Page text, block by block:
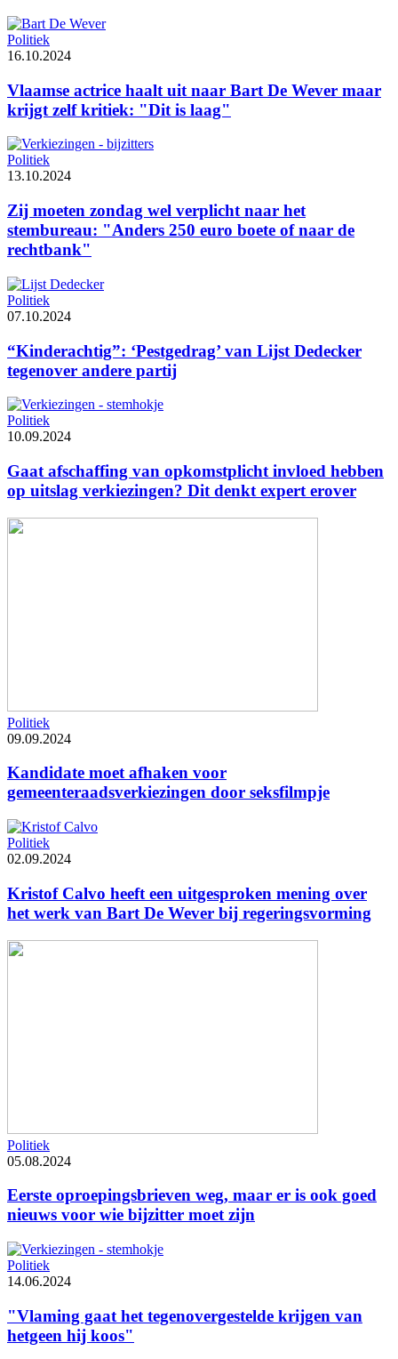
Politiek
16.10.2024
Vlaamse actrice haalt uit naar Bart De Wever maar
krijgt zelf kritiek: "Dit is laag"
Politiek
13.10.2024
Zij moeten zondag wel verplicht naar het
stembureau: "Anders 250 euro boete of naar de
rechtbank"
Politiek
07.10.2024
“Kinderachtig”: ‘Pestgedrag’ van Lijst Dedecker
tegenover andere partij
Politiek
10.09.2024
Gaat afschaffing van opkomstplicht invloed hebben
op uitslag verkiezingen? Dit denkt expert erover
Politiek
09.09.2024
Kandidate moet afhaken voor
gemeenteraadsverkiezingen door seksfilmpje
Politiek
02.09.2024
Kristof Calvo heeft een uitgesproken mening over
het werk van Bart De Wever bij regeringsvorming
Politiek
05.08.2024
Eerste oproepingsbrieven weg, maar er is ook goed
nieuws voor wie bijzitter moet zijn
Politiek
14.06.2024
"Vlaming gaat het tegenovergestelde krijgen van
hetgeen hij koos"